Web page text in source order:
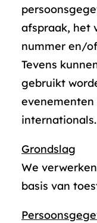
afspraak, het
nummer en/
Tevens
gebruikt
internationals.
Grondslag
We
basis van